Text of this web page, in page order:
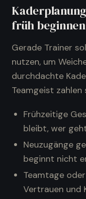
früh beginnen
Gerade Trainer
nutzen, um
durchdachte
Teamgeist zahlen
Frühzeitige
bleibt, wer
Neuzugänge
beginnt nicht
Teamtage
Vertrauen und